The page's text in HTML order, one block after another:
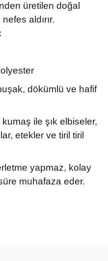
üretilen doğal
aldırır.
dökümlü ve hafif
ile şık elbiseler,
etekler ve tiril tiril
yapmaz, kolay
muhafaza eder.